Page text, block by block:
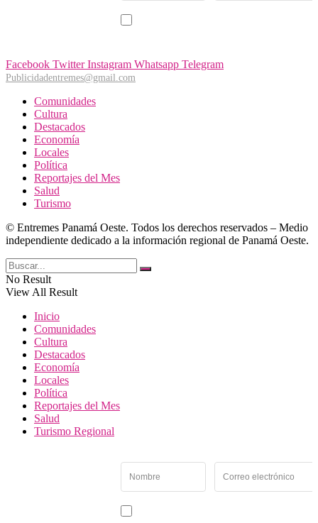
Facebook Twitter Instagram Whatsapp Telegram
Publicidadentremes@gmail.com
Comunidades
Cultura
Destacados
Economía
Locales
Política
Reportajes del Mes
Salud
Turismo
© Entremes Panamá Oeste. Todos los derechos reservados – Medio
independiente dedicado a la información regional de Panamá Oeste.
No Result
View All Result
Inicio
Comunidades
Cultura
Destacados
Economía
Locales
Política
Reportajes del Mes
Salud
Turismo Regional